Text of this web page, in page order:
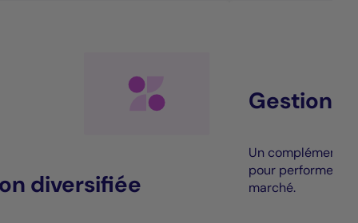
diversifiée
Gestion
Un complément
pour performer
marché.